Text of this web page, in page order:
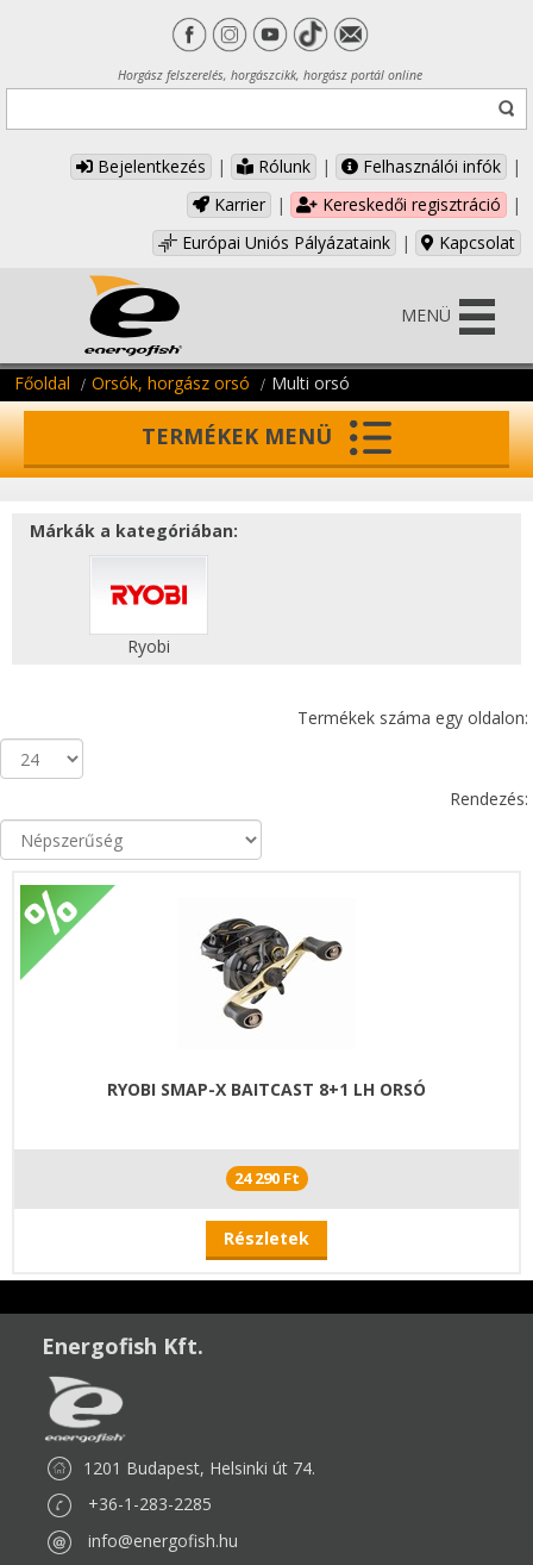
Horgász felszerelés, horgászcikk, horgász portál online
Bejelentkezés | Rólunk | Felhasználói infók
|
Karrier
| Kereskedői regisztráció
|
Európai Uniós Pályázataink
| Kapcsolat
MENÜ
Főoldal Orsók, horgász orsó Multi orsó
TERMÉKEK MENÜ
Márkák a kategóriában:
Ryobi
Termékek száma egy oldalon:
Rendezés:
RYOBI SMAP-X BAITCAST 8+1 LH ORSÓ
24 290 Ft
Részletek
Energofish Kft.
1201 Budapest, Helsinki út 74.
+36-1-283-2285
info@energofish.hu